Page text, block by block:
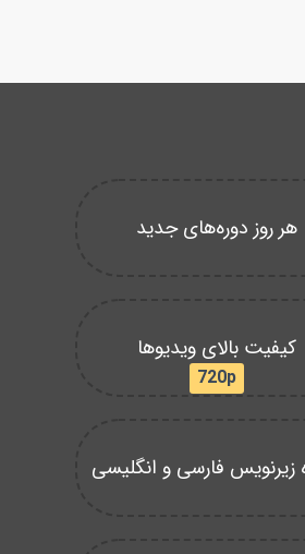
هر روز دوره‌های جدید
کیفیت بالای ویدیوها
720p
زیرنویس فارسی و انگلیسی